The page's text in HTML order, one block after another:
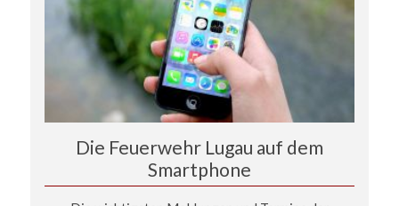
Die Feuerwehr Lugau auf dem
Smartphone